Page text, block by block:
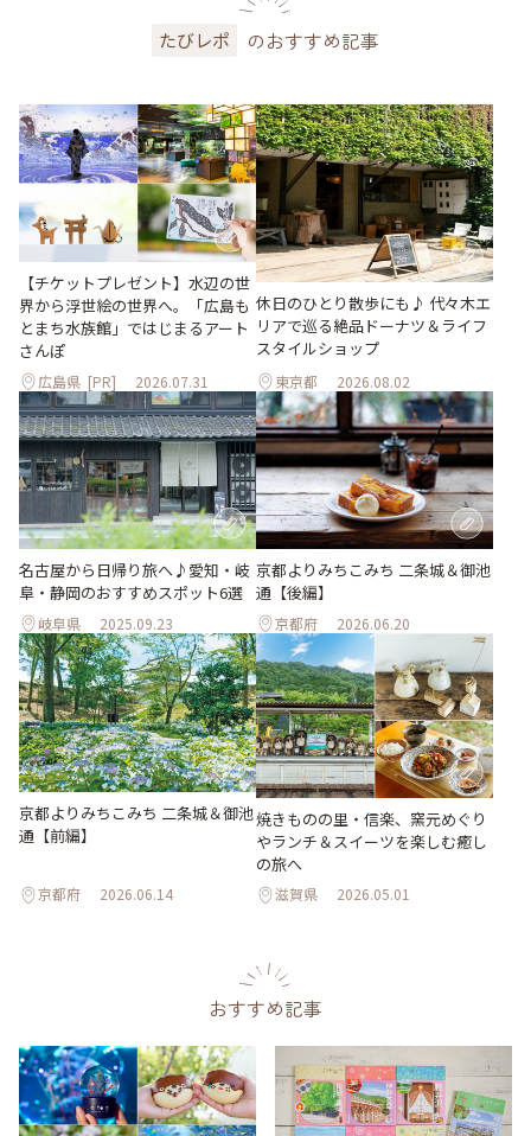
たびレポ のおすすめ記事
【チケットプレゼント】水辺の世
界から浮世絵の世界へ。「広島も
とまち水族館」ではじまるアート
さんぽ
広島県 [PR] 2026.07.31
休日のひとり散歩にも♪ 代々木エ
リアで巡る絶品ドーナツ＆ライフ
スタイルショップ
東京都 2026.08.02
名古屋から日帰り旅へ♪愛知・岐
阜・静岡のおすすめスポット6選
岐阜県 2025.09.23
京都よりみちこみち 二条城＆御池
通【後編】
京都府 2026.06.20
京都よりみちこみち 二条城＆御池
通【前編】
京都府 2026.06.14
焼きものの里・信楽、窯元めぐり
やランチ＆スイーツを楽しむ癒し
の旅へ
滋賀県 2026.05.01
おすすめ記事